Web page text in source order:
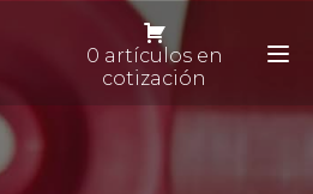
0 artículos en
cotización